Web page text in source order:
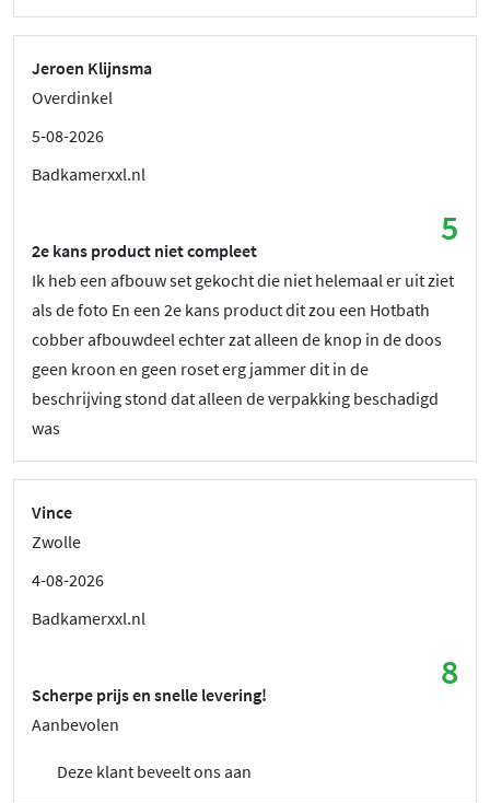
Jeroen Klijnsma
Overdinkel
5-08-2026
Badkamerxxl.nl
5
2e kans product niet compleet
Ik heb een afbouw set gekocht die niet helemaal er uit ziet
als de foto En een 2e kans product dit zou een Hotbath
cobber afbouwdeel echter zat alleen de knop in de doos
geen kroon en geen roset erg jammer dit in de
beschrijving stond dat alleen de verpakking beschadigd
was
Vince
Zwolle
4-08-2026
Badkamerxxl.nl
8
Scherpe prijs en snelle levering!
Aanbevolen
Deze klant beveelt ons aan